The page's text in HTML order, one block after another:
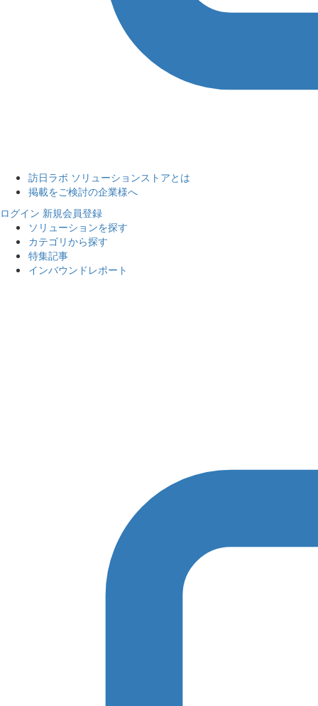
訪日ラボ ソリューションストアとは
掲載をご検討の企業様へ
ログイン 新規会員登録
ソリューションを探す
カテゴリから探す
特集記事
インバウンドレポート